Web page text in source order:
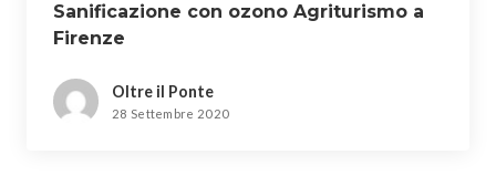
Sanificazione con ozono Agriturismo a
Firenze
Oltre il Ponte
28 Settembre 2020